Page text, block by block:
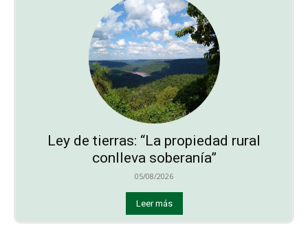
Ley de tierras: “La propiedad rural
conlleva soberanía”
05/08/2026
Leer más